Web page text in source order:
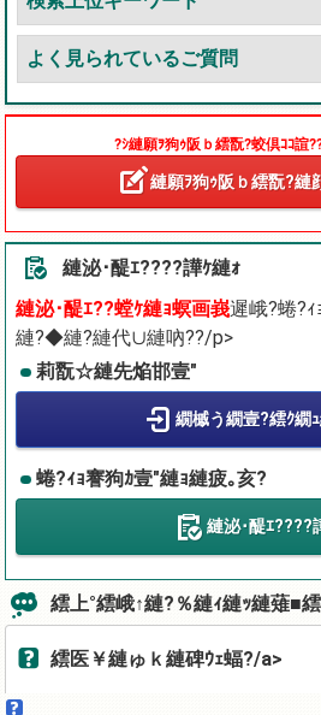
よく見られているご質問
?ｼ縺願ｦ狗ｩ阪ｂ繧翫?蛟倶ｺｺ諠
縺願ｦ狗ｩ阪ｂ繧翫?縺
縺泌･醍ｴ????譁ｹ縺ｫ
縺泌･醍ｴ??螳ｹ縺ｮ螟画峩遲峨?蜷?ｨ
縺?◆縺?縺代∪縺吶??/p>
莉翫☆縺先焔邯壹″
繝槭う繝壹?繧ｸ繝
蜷?ｨｮ謇狗ｶ壹″縺ｮ縺疲｡亥?
縺泌･醍ｴ????
繧上°繧峨↑縺?％縺ｨ縺ｯ縺薙■
繧医￥縺ゅｋ縺碑ｳｪ蝠?/a>